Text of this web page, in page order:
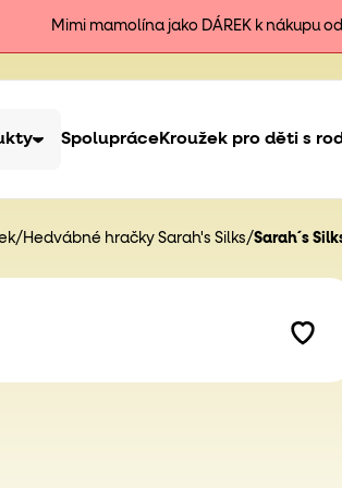
Mimi mamolína jako DÁREK k nákupu
SpolupráceKroužek pro děti s
/ Hedvábné hračky Sarah's Silks/Sarah´s